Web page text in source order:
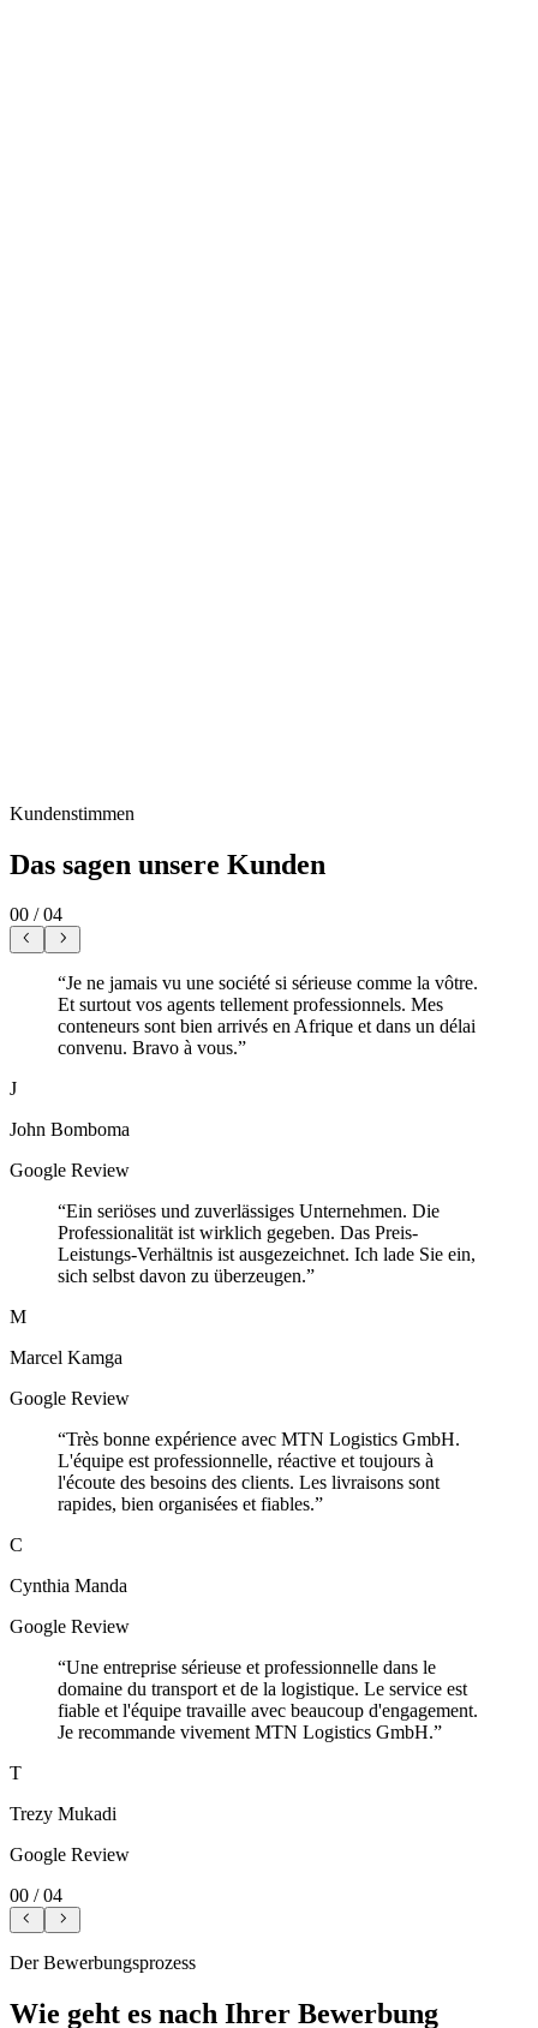
Kundenstimmen
Das sagen unsere Kunden
00 /04
“Je ne jamais vu une société si sérieuse comme la vôtre.
Et surtout vos agents tellement professionnels. Mes
conteneurs sont bien arrivés en Afrique et dans un délai
convenu. Bravo à vous.”
J
John Bomboma
Google Review
“Ein seriöses und zuverlässiges Unternehmen. Die
Professionalität ist wirklich gegeben. Das Preis-
Leistungs-Verhältnis ist ausgezeichnet. Ich lade Sie ein,
sich selbst davon zu überzeugen.”
M
Marcel Kamga
Google Review
“Très bonne expérience avec MTN Logistics GmbH.
L'équipe est professionnelle, réactive et toujours à
l'écoute des besoins des clients. Les livraisons sont
rapides, bien organisées et fiables.”
C
Cynthia Manda
Google Review
“Une entreprise sérieuse et professionnelle dans le
domaine du transport et de la logistique. Le service est
fiable et l'équipe travaille avec beaucoup d'engagement.
Je recommande vivement MTN Logistics GmbH.”
T
Trezy Mukadi
Google Review
00 /04
Der Bewerbungsprozess
Wie geht es nach Ihrer Bewerbung